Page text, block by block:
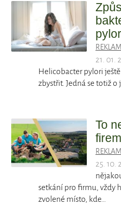
21. 01.
Helicobacter pylori
zbystřit. Jedná se totiž o
To
25. 10.
setkání pro firmu, vždy
zvolené místo, kde…